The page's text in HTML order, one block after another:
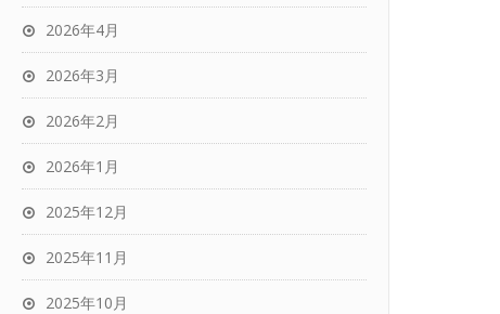
2026年4月
2026年3月
2026年2月
2026年1月
2025年12月
2025年11月
2025年10月